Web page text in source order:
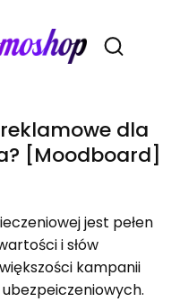
Otwórz
dla
[Moodboard]
jest pełen
i słów
kampanii